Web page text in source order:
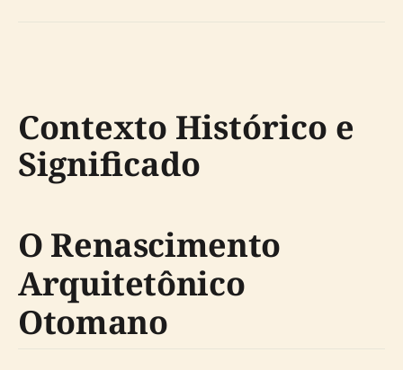
Contexto Histórico e
Significado
O Renascimento
Arquitetônico
Otomano